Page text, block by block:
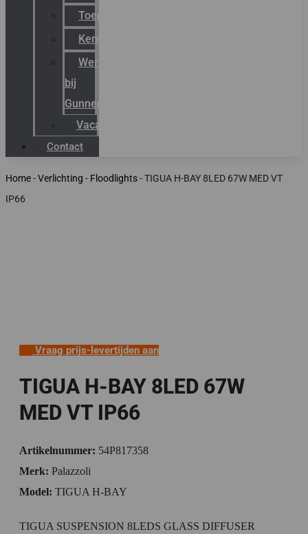
Toepassingen
Kenniscentrum
Werken
bij
Gunneman
Vacatures
Contact
Home-Verlichting - Floodlights-TIGUA H-BAY 8LED 67W MED VT
IP66
Vraag prijs-levertijden aan
TIGUA H-BAY 8LED 67W
MED VT IP66
Artikelnummer: 54P817358
Merk: Palazzoli
Model: TIGUA H-BAY
TIGUA SUSPENSION 8LEDS GLASS DIFFUSER